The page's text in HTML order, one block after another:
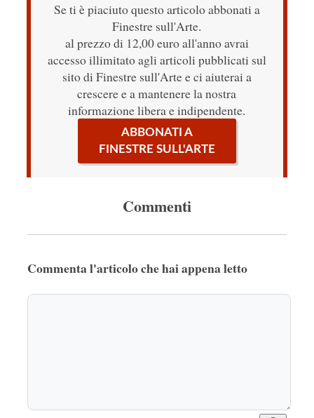
Se ti è piaciuto questo articolo abbonati a
Finestre sull'Arte.
al prezzo di 12,00 euro all'anno avrai
accesso illimitato agli articoli pubblicati sul
sito di Finestre sull'Arte e ci aiuterai a
crescere e a mantenere la nostra
informazione libera e indipendente.
ABBONATI A
FINESTRE SULL'ARTE
Commenti
Commenta l'articolo che hai appena letto